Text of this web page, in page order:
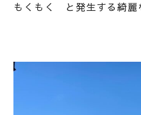
もくもく と発生する綺麗な